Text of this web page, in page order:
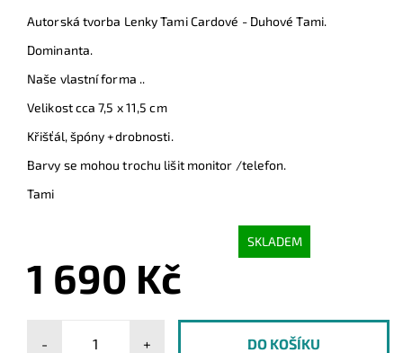
Autorská tvorba Lenky Tami Cardové - Duhové Tami.
Dominanta.
Naše vlastní forma ..
Velikost cca 7,5 x 11,5 cm
Křišťál, špóny +drobnosti.
Barvy se mohou trochu lišit monitor /telefon.
Tami
SKLADEM
1 690 Kč
- +